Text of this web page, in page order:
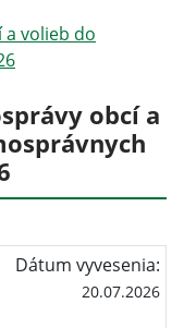
volieb do
obcí a
Dátum vyvesenia:
20.07.2026